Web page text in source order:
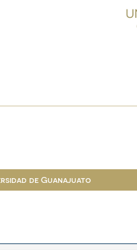
de Guanajuato